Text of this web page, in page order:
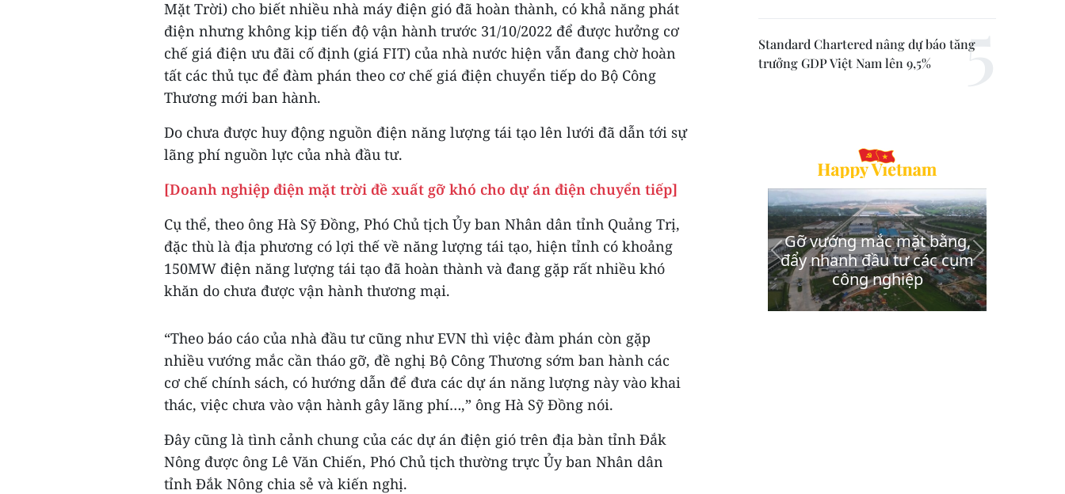
Mặt Trời) cho biết nhiều nhà máy điện gió đã hoàn thành, có khả năng phát
điện nhưng không kịp tiến độ vận hành trước 31/10/2022 để được hưởng cơ
chế giá điện ưu đãi cố định (giá FIT) của nhà nước hiện vẫn đang chờ hoàn
tất các thủ tục để đàm phán theo cơ chế giá điện chuyển tiếp do Bộ Công
Thương mới ban hành.
Do chưa được huy động nguồn điện năng lượng tái tạo lên lưới đã dẫn tới sự
lãng phí nguồn lực của nhà đầu tư.
[Doanh nghiệp điện mặt trời đề xuất gỡ khó cho dự án điện chuyển tiếp]
Cụ thể, theo ông Hà Sỹ Đồng, Phó Chủ tịch Ủy ban Nhân dân tỉnh Quảng Trị,
đặc thù là địa phương có lợi thế về năng lượng tái tạo, hiện tỉnh có khoảng
150MW điện năng lượng tái tạo đã hoàn thành và đang gặp rất nhiều khó
khăn do chưa được vận hành thương mại.
“Theo báo cáo của nhà đầu tư cũng như EVN thì việc đàm phán còn gặp
nhiều vướng mắc cần tháo gỡ, đề nghị Bộ Công Thương sớm ban hành các
cơ chế chính sách, có hướng dẫn để đưa các dự án năng lượng này vào khai
thác, việc chưa vào vận hành gây lãng phí…,” ông Hà Sỹ Đồng nói.
Đây cũng là tình cảnh chung của các dự án điện gió trên địa bàn tỉnh Đắk
Nông được ông Lê Văn Chiến, Phó Chủ tịch thường trực Ủy ban Nhân dân
tỉnh Đắk Nông chia sẻ và kiến nghị.
Standard Chartered nâng dự báo tăng
trưởng GDP Việt Nam lên 9,5%